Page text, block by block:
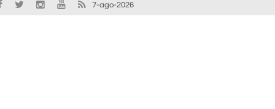
7-ago-2026